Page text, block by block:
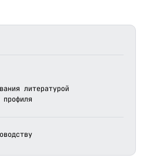
литературой
профиля